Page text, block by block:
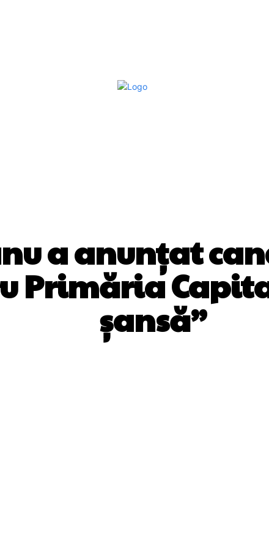
a anunțat
Primăria
șansă”